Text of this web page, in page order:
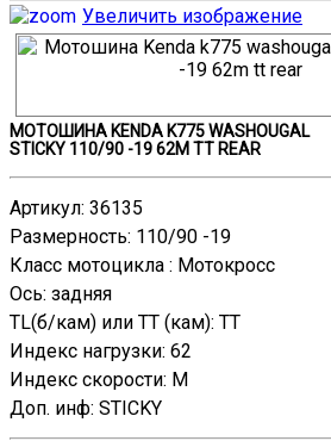
Увеличить изображение
МОТОШИНА KENDA K775 WASHOUGAL
STICKY 110/90 -19 62M TT REAR
Артикул: 36135
Размерность: 110/90 -19
Класс мотоцикла : Мотокросс
Ось: задняя
TL(б/кам) или TT (кам): TT
Индекс нагрузки: 62
Индекс скорости: M
Доп. инф: STICKY